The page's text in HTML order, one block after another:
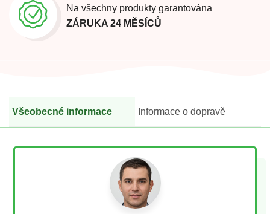
Na všechny produkty garantována
ZÁRUKA 24 MĚSÍCŮ
Všeobecné informace Informace o dopravě